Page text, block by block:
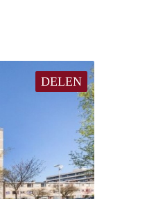
DELEN